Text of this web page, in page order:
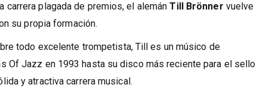
de la historia del jazz.
plagada de premios, el alemán
su propia formación.
todo excelente trompetista, Till es un músico de
Of Jazz en 1993 hasta su disco más reciente para el sello